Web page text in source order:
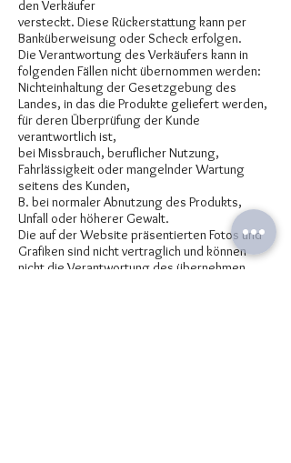
den Verkäufer
versteckt. Diese Rückerstattung kann per
Banküberweisung oder Scheck erfolgen.
Die Verantwortung des Verkäufers kann in
folgenden Fällen nicht übernommen werden:
Nichteinhaltung der Gesetzgebung des
Landes, in das die Produkte geliefert werden,
für deren Überprüfung der Kunde
verantwortlich ist,
bei Missbrauch, beruflicher Nutzung,
Fahrlässigkeit oder mangelnder Wartung
seitens des Kunden,
B. bei normaler Abnutzung des Produkts,
Unfall oder höherer Gewalt.
Die auf der Website präsentierten Fotos und
Grafiken sind nicht vertraglich und können
nicht die Verantwortung des übernehmen